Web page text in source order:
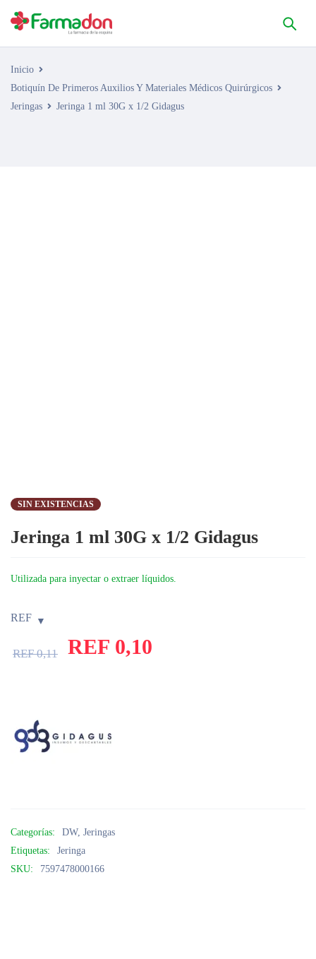
Inicio
Botiquín De Primeros Auxilios Y Materiales Médicos Quirúrgicos
Jeringas
Jeringa 1 ml 30G x 1/2 Gidagus
SIN EXISTENCIAS
Jeringa 1 ml 30G x 1/2 Gidagus
Utilizada para inyectar o extraer líquidos.
REF
REF0,11 REF 0,10
Categorías: DW, Jeringas
Etiquetas:
Jeringa
SKU:
7597478000166